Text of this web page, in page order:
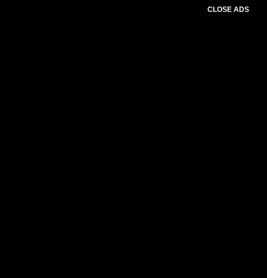
CLOSE ADS